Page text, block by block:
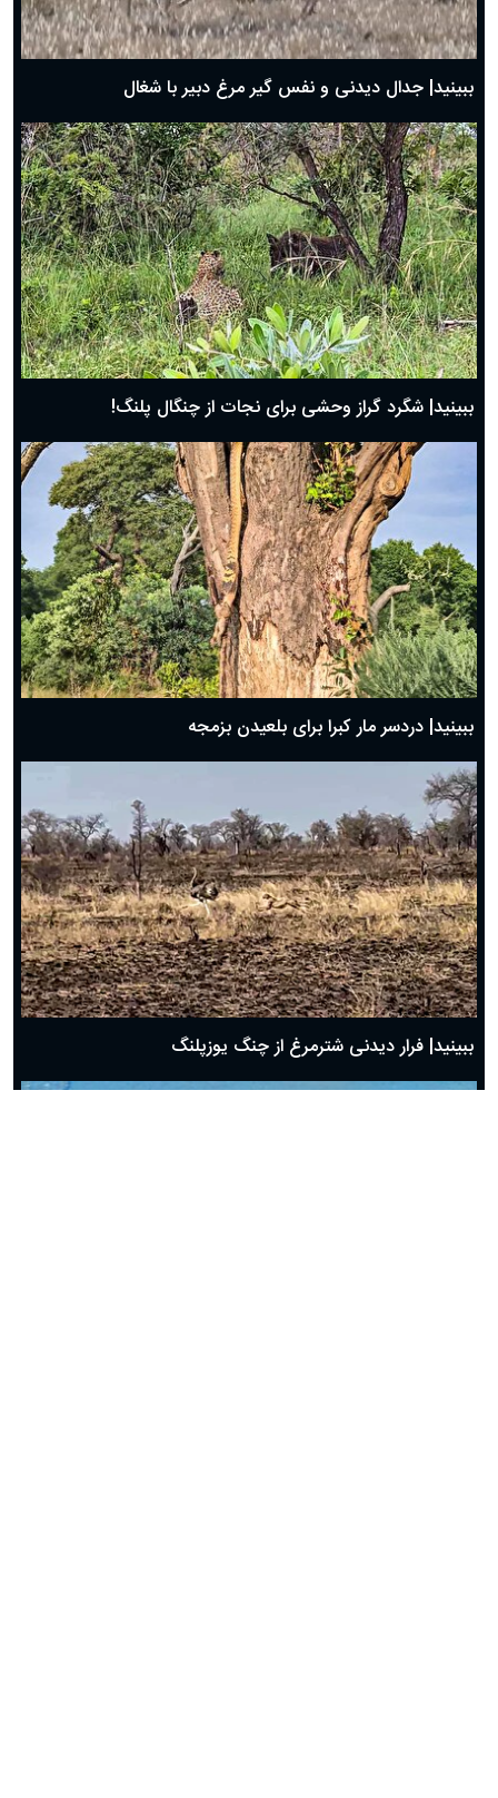
حضرت زینب(س) چگونه از دنیا رفت؟
بهترین پیامک تبریک روز پدر ۱۴۰۴؛ جملات زیبا و صمیمانه
ببینید| جدال دیدنی و نفس گیر مرغ دبیر با شغال
ببینید| شگرد گراز وحشی برای نجات از چنگال پلنگ!
ببینید| دردسر مار کبرا برای بلعیدن بزمجه
ببینید| فرار دیدنی شترمرغ از چنگ یوزپلنگ